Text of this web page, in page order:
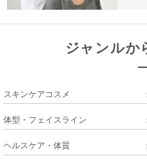
ジャンルか
スキンケアコスメ
体型・フェイスライン
ヘルスケア・体質